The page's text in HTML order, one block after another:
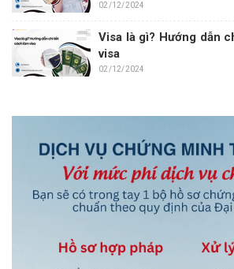
02/12/2024
Visa là gì? Hướng dẫn
visa
02/12/2024